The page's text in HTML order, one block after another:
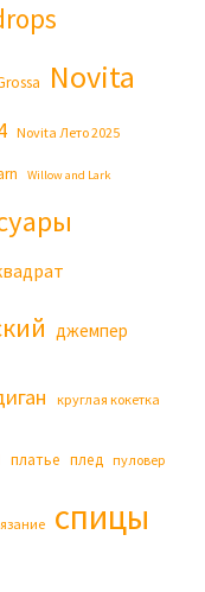
Novita
Novita Лето 2025
Willow and Lark
джемпер
круглая кокетка
платье плед пуловер
спицы